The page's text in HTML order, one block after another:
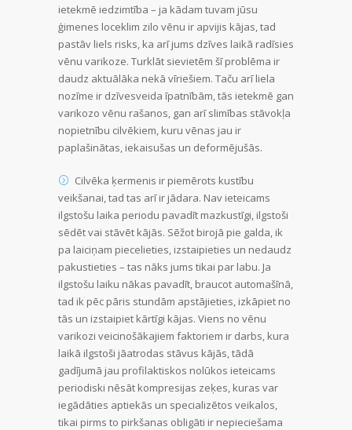
ietekmē iedzimtība – ja kādam tuvam jūsu
ģimenes loceklim zilo vēnu ir apvijis kājas, tad
pastāv liels risks, ka arī jums dzīves laikā radīsies
vēnu varikoze. Turklāt sievietēm šī problēma ir
daudz aktuālāka nekā vīriešiem. Taču arī liela
nozīme ir dzīvesveida īpatnībām, tās ietekmē gan
varikozo vēnu rašanos, gan arī slimības stāvokļa
nopietnību cilvēkiem, kuru vēnas jau ir
paplašinātas, iekaisušas un deformējušās.
Cilvēka ķermenis ir piemērots kustību
veikšanai, tad tas arī ir jādara. Nav ieteicams
ilgstošu laika periodu pavadīt mazkustīgi, ilgstoši
sēdēt vai stāvēt kājās. Sēžot birojā pie galda, ik
pa laiciņam piecelieties, izstaipieties un nedaudz
pakustieties – tas nāks jums tikai par labu. Ja
ilgstošu laiku nākas pavadīt, braucot automašīnā,
tad ik pēc pāris stundām apstājieties, izkāpiet no
tās un izstaipiet kārtīgi kājas. Viens no vēnu
varikozi veicinošākajiem faktoriem ir darbs, kura
laikā ilgstoši jāatrodas stāvus kājās, tādā
gadījumā jau profilaktiskos nolūkos ieteicams
periodiski nēsāt kompresijas zeķes, kuras var
iegādāties aptiekās un specializētos veikalos,
tikai pirms to pirkšanas obligāti ir nepieciešama